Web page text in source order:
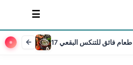
17 طعام فائق للتنكس البقعي